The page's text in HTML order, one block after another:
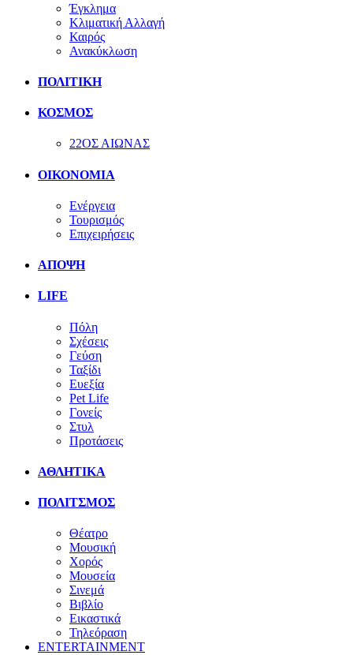
Έγκλημα
Κλιματική Αλλαγή
Καιρός
Ανακύκλωση
ΠΟΛΙΤΙΚΗ
ΚΟΣΜΟΣ
22ΟΣ ΑΙΩΝΑΣ
ΟΙΚΟΝΟΜΙΑ
Ενέργεια
Τουρισμός
Επιχειρήσεις
ΑΠΟΨΗ
LIFE
Πόλη
Σχέσεις
Γεύση
Ταξίδι
Ευεξία
Pet Life
Γονείς
Στυλ
Προτάσεις
ΑΘΛΗΤΙΚΑ
ΠΟΛΙΤΣΜΟΣ
Θέατρο
Μουσική
Χορός
Μουσεία
Σινεμά
Βιβλίο
Εικαστικά
Τηλεόραση
ENTERTAINMENT